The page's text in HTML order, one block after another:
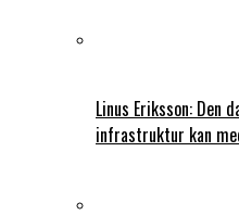
Linus Eriksson:
infrastruktur kan